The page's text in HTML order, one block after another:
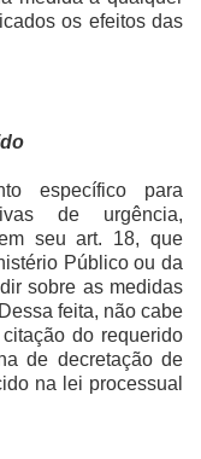
os efeitos das
específico para
de urgência,
seu art. 18, que
Público ou da
sobre as medidas
feita, não cabe
do requerido
de decretação de
na lei processual